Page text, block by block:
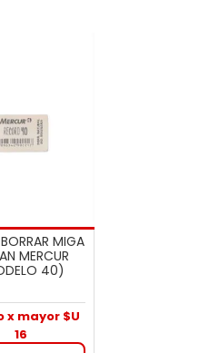
MIGA
MERCUR
40)
x mayor $U
16